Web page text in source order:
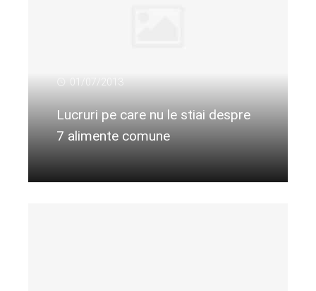
01/07/2013
Lucruri pe care nu le stiai despre
7 alimente comune